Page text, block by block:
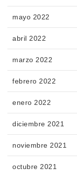
mayo 2022
abril 2022
marzo 2022
febrero 2022
enero 2022
diciembre 2021
noviembre 2021
octubre 2021